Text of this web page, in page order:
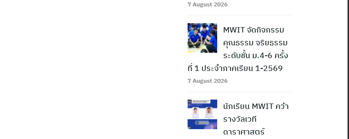
7 August 2026
MWIT จัดกิจกรรม
คุณธรรม จริยธรรม
ระดับชั้น ม.4-6 ครั้ง
ที่ 1 ประจำภาคเรียน 1-2569
7 August 2026
นักเรียน MWIT คว้า
รางวัลเวที
ดาราศาสตร์